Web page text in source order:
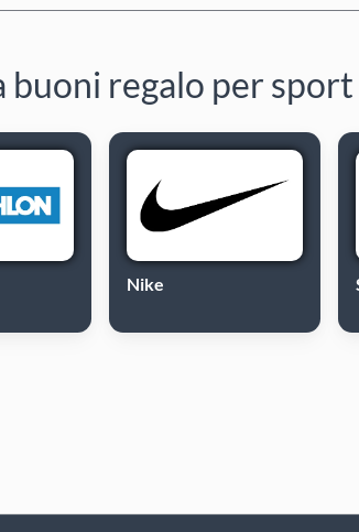
buoni regalo per
Nike